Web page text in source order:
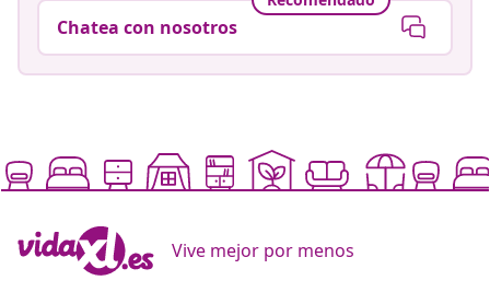
Chatea con nosotros
Vive mejor por menos